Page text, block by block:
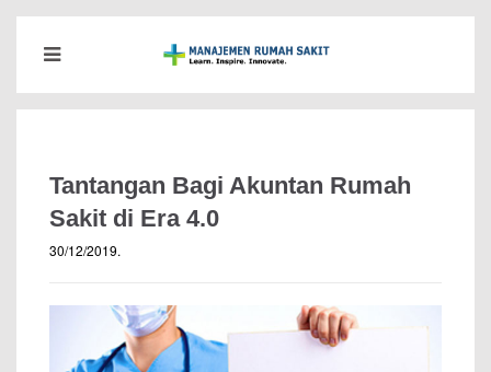
Tantangan Bagi Akuntan Rumah
Sakit di Era 4.0
30/12/2019.